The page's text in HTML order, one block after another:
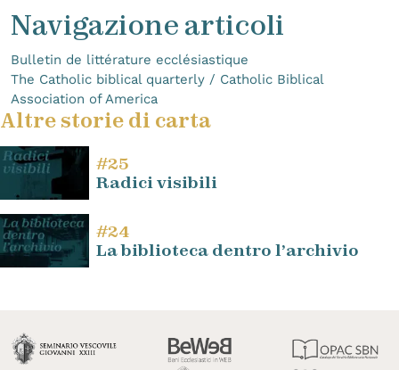
Navigazione articoli
Bulletin de littérature ecclésiastique
The Catholic biblical quarterly / Catholic Biblical
Association of America
Altre storie di carta
#25
Radici visibili
#24
La biblioteca dentro l’archivio